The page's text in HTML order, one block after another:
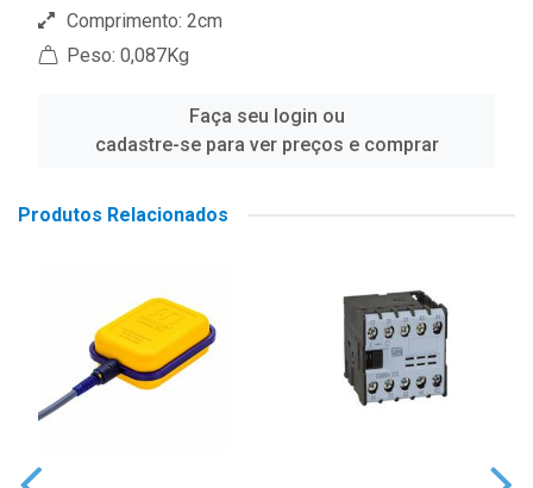
Comprimento: 2cm
Peso: 0,087Kg
Faça seu login ou
cadastre-se para ver preços e comprar
Produtos Relacionados